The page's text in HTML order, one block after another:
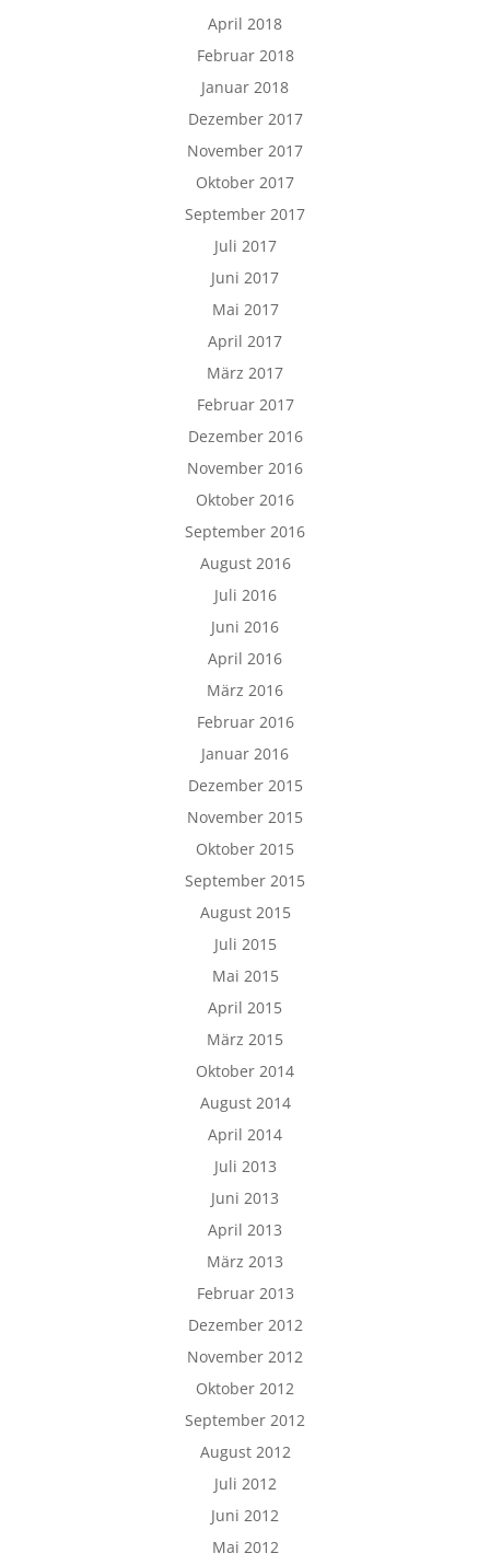
April 2018
Februar 2018
Januar 2018
Dezember 2017
November 2017
Oktober 2017
September 2017
Juli 2017
Juni 2017
Mai 2017
April 2017
März 2017
Februar 2017
Dezember 2016
November 2016
Oktober 2016
September 2016
August 2016
Juli 2016
Juni 2016
April 2016
März 2016
Februar 2016
Januar 2016
Dezember 2015
November 2015
Oktober 2015
September 2015
August 2015
Juli 2015
Mai 2015
April 2015
März 2015
Oktober 2014
August 2014
April 2014
Juli 2013
Juni 2013
April 2013
März 2013
Februar 2013
Dezember 2012
November 2012
Oktober 2012
September 2012
August 2012
Juli 2012
Juni 2012
Mai 2012